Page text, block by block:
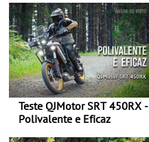
Teste QJMotor SRT 450RX -
Polivalente e Eficaz